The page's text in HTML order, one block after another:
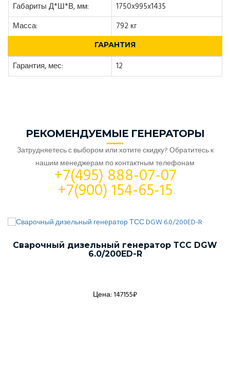
Габариты Д*Ш*В, мм:
1750x995x1435
Масса:
792 кг
ГАРАНТИЯ
Гарантия, мес: 12
РЕКОМЕНДУЕМЫЕ ГЕНЕРАТОРЫ
Затрудняетесь с выбором или хотите скидку? Обратитесь к
нашим менеджерам по контактным телефонам
+7(495) 888-07-07
+7(900) 154-65-15
Сварочный дизельный генератор ТСС DGW
6.0/200ED-R
Цена: 147155₽